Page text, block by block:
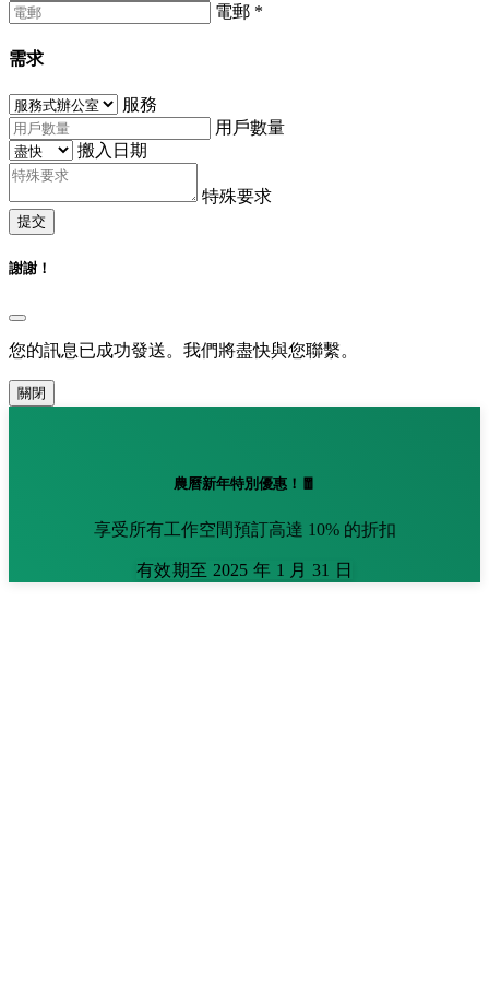
電郵 *
需求
服務
用戶數量
搬入日期
特殊要求
提交
謝謝！
您的訊息已成功發送。我們將盡快與您聯繫。
關閉
農曆新年特別優惠！🧧
享受所有工作空間預訂高達 10% 的折扣
有效期至 2025 年 1 月 31 日